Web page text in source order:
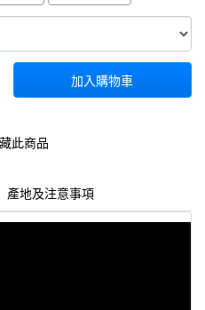
加入購物車
此商品
產地及注意事項